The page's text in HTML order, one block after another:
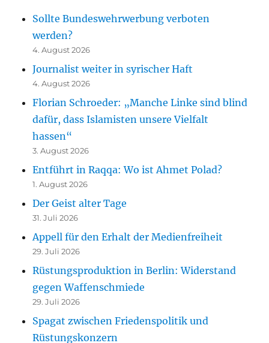
Sollte Bundeswehrwerbung verboten
werden?
4. August 2026
Journalist weiter in syrischer Haft
4. August 2026
Florian Schroeder: „Manche Linke sind blind
dafür, dass Islamisten unsere Vielfalt
hassen“
3. August 2026
Entführt in Raqqa: Wo ist Ahmet Polad?
1. August 2026
Der Geist alter Tage
31. Juli 2026
Appell für den Erhalt der Medienfreiheit
29. Juli 2026
Rüstungsproduktion in Berlin: Widerstand
gegen Waffenschmiede
29. Juli 2026
Spagat zwischen Friedenspolitik und
Rüstungskonzern